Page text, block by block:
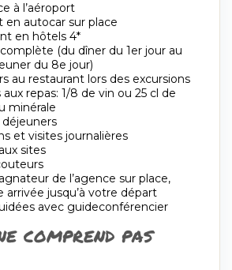
à l’aéroport
en autocar sur place
en hôtels 4*
(du dîner du 1er jour au
du 8e jour)
au restaurant lors des excursions
aux repas: 1/8 de vin ou 25 cl de
minérale
déjeuners
et visites journalières
sites
de l’agence sur place,
arrivée jusqu’à votre départ
avec guideconférencier
comprend pas